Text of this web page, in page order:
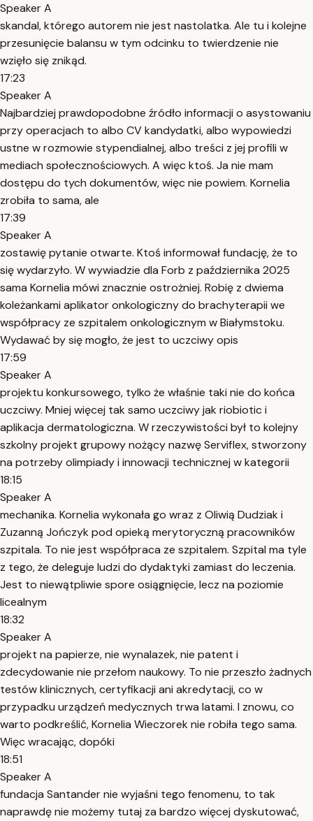
Speaker A
skandal, którego autorem nie jest nastolatka. Ale tu i kolejne
przesunięcie balansu w tym odcinku to twierdzenie nie
wzięło się znikąd.
17:23
Speaker A
Najbardziej prawdopodobne źródło informacji o asystowaniu
przy operacjach to albo CV kandydatki, albo wypowiedzi
ustne w rozmowie stypendialnej, albo treści z jej profili w
mediach społecznościowych. A więc ktoś. Ja nie mam
dostępu do tych dokumentów, więc nie powiem. Kornelia
zrobiła to sama, ale
17:39
Speaker A
zostawię pytanie otwarte. Ktoś informował fundację, że to
się wydarzyło. W wywiadzie dla Forb z października 2025
sama Kornelia mówi znacznie ostrożniej. Robię z dwiema
koleżankami aplikator onkologiczny do brachyterapii we
współpracy ze szpitalem onkologicznym w Białymstoku.
Wydawać by się mogło, że jest to uczciwy opis
17:59
Speaker A
projektu konkursowego, tylko że właśnie taki nie do końca
uczciwy. Mniej więcej tak samo uczciwy jak riobiotic i
aplikacja dermatologiczna. W rzeczywistości był to kolejny
szkolny projekt grupowy nożący nazwę Serviflex, stworzony
na potrzeby olimpiady i innowacji technicznej w kategorii
18:15
Speaker A
mechanika. Kornelia wykonała go wraz z Oliwią Dudziak i
Zuzanną Jończyk pod opieką merytoryczną pracowników
szpitala. To nie jest współpraca ze szpitalem. Szpital ma tyle
z tego, że deleguje ludzi do dydaktyki zamiast do leczenia.
Jest to niewątpliwie spore osiągnięcie, lecz na poziomie
licealnym
18:32
Speaker A
projekt na papierze, nie wynalazek, nie patent i
zdecydowanie nie przełom naukowy. To nie przeszło żadnych
testów klinicznych, certyfikacji ani akredytacji, co w
przypadku urządzeń medycznych trwa latami. I znowu, co
warto podkreślić, Kornelia Wieczorek nie robiła tego sama.
Więc wracając, dopóki
18:51
Speaker A
fundacja Santander nie wyjaśni tego fenomenu, to tak
naprawdę nie możemy tutaj za bardzo więcej dyskutować,